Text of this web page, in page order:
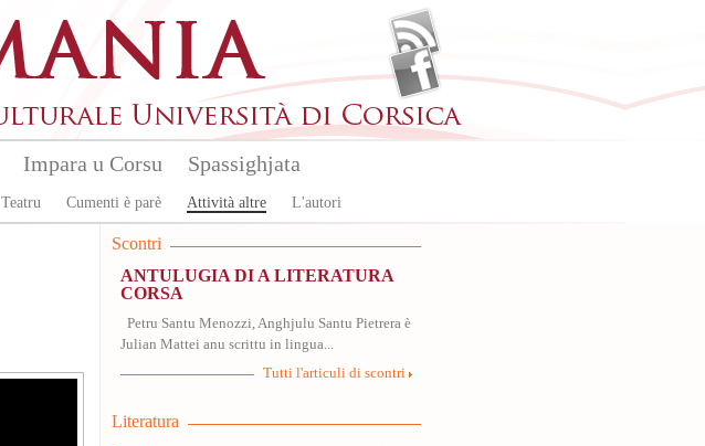
Teatru Cumenti è parè Attività altre L'autori
Impara u Corsu Spassighjata
Scontri
ANTULUGIA DI A LITERATURA
CORSA
Petru Santu Menozzi, Anghjulu Santu Pietrera è
Julian Mattei anu scrittu in lingua...
Tutti l'articuli di scontri
Literatura